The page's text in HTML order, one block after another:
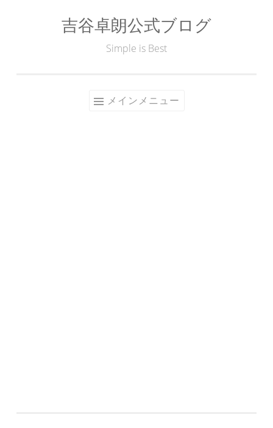
吉谷卓朗公式ブログ
Simple is Best
メインメニュー